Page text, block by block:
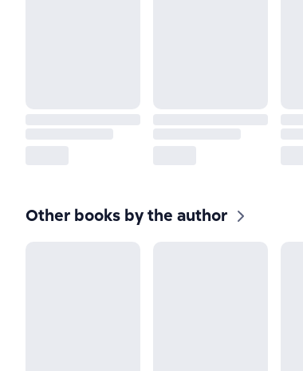
Other books by the author